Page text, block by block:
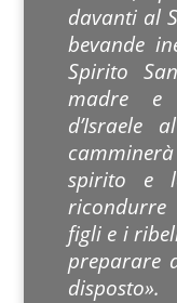
davanti al
bevande
Spirito
madre e
d’Israele
spirito e
figli e i
preparare
disposto».